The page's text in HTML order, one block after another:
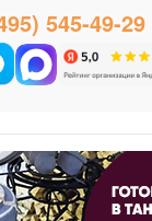
545-49-29